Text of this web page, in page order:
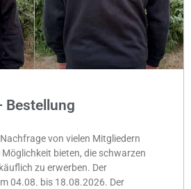
Bestellung
von vielen Mitgliedern
bieten, die schwarzen
zu erwerben. Der
04.08. bis 18.08.2026. Der